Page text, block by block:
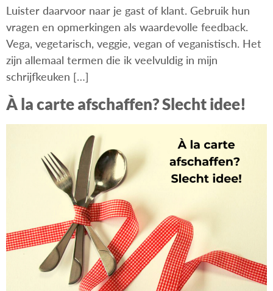
Luister daarvoor naar je gast of klant. Gebruik hun
vragen en opmerkingen als waardevolle feedback.
Vega, vegetarisch, veggie, vegan of veganistisch. Het
zijn allemaal termen die ik veelvuldig in mijn
schrijfkeuken […]
À la carte afschaffen? Slecht idee!